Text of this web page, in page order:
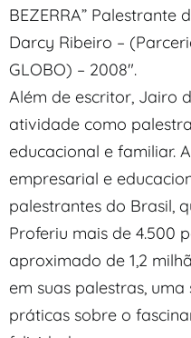
BEZERRA” Palestrante
Darcy Ribeiro –
GLOBO) – 2008″.
Além de escritor, Jairo
atividade como
educacional e familiar.
empresarial e
palestrantes do Brasil,
Proferiu mais de 4.500
aproximado de 1,2
em suas palestras,
práticas sobre o